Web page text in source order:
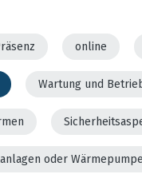
online
Wartung und
oder